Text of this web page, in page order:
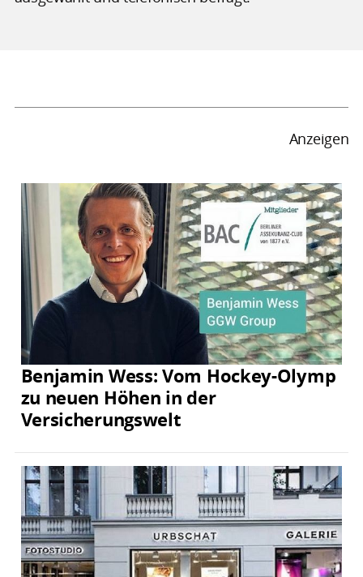
Anzeigen
Benjamin Wess: Vom Hockey-Olymp
zu neuen Höhen in der
Versicherungswelt